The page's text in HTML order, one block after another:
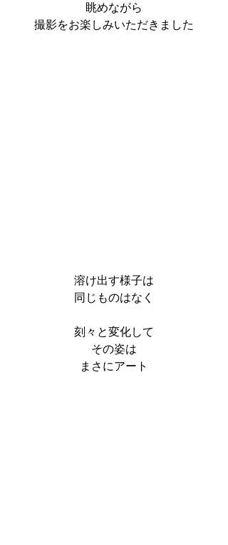
眺めながら
撮影をお楽しみいただきました
溶け出す様子は
同じものはなく
刻々と変化して
その姿は
まさにアート